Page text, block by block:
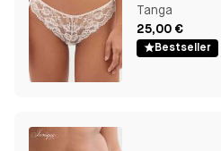
Tanga
25,00 €
Bestseller